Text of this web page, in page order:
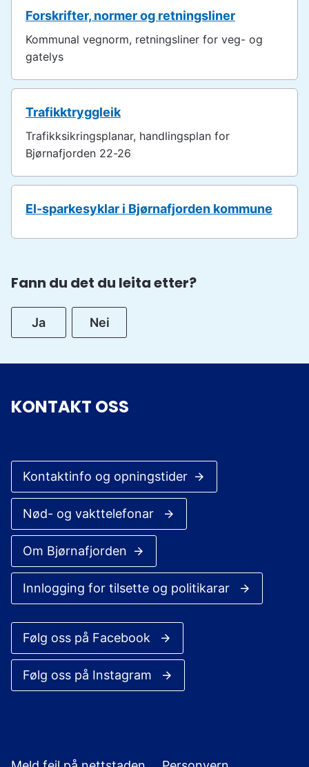
Forskrifter, normer og retningsliner
Kommunal vegnorm, retningsliner for veg- og
gatelys
Trafikktryggleik
Trafikksikringsplanar, handlingsplan for
Bjørnafjorden 22-26
El-sparkesyklar i Bjørnafjorden kommune
Fann du det du leita etter?
Ja Nei
KONTAKT OSS
Kontaktinfo og opningstider
Nød- og vakttelefonar
Om Bjørnafjorden
Innlogging for tilsette og politikarar
Følg oss på Facebook
Følg oss på Instagram